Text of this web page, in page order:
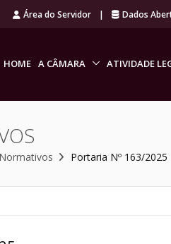
Área do Servidor | Dados
HOME A CÂMARA ATIVIDADE
Portaria Nº 163/2025